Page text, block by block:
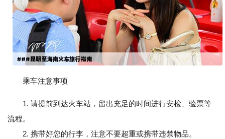
乘车注意事项
1. 请提前到达火车站，留出充足的时间进行安检、验票等
流程。
2. 携带好您的行李，注意不要超重或携带违禁物品。